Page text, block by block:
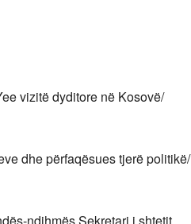
vizitë dyditore në Kosovë/
dhe përfaqësues tjerë politikë/